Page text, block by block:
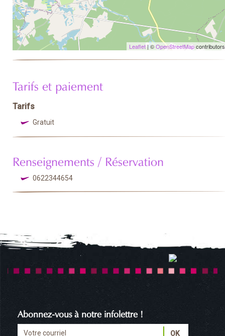
Leaflet | ©OpenStreetMapcontributors
Tarifs et paiement
Tarifs
Gratuit
Renseignements / Réservation
0622344654
Abonnez-vous à notre infolettre !